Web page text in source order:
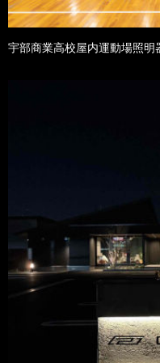
宇部商業高校屋内運動場照明